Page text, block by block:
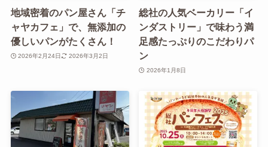
地域密着のパン屋さん「チ
ャヤカフェ」で、無添加の
優しいパンがたくさん！
2026年2月24日 2026年3月2日
総社の人気ベーカリー「イ
ンダストリー」で味わう満
足感たっぷりのこだわりパ
ン
2026年1月8日